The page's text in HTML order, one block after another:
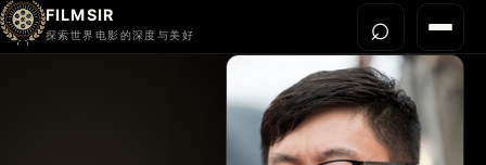
FILMSIR
探索世界电影的深度与美好 菜单
⌕打开